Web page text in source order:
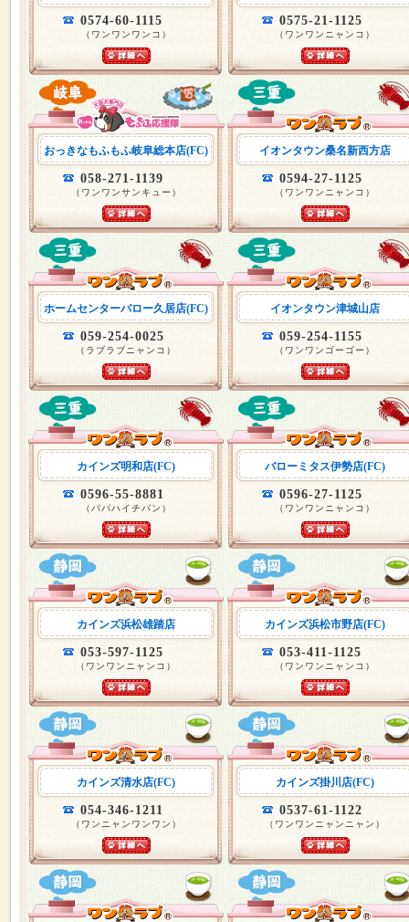
0574-60-1115
（ワンワンワンコ）
0575-21-1125
（ワンワンニャンコ）
おっきなもふもふ岐阜総本店(FC)
058-271-1139
（ワンワンサンキュー）
イオンタウン桑名新西方店
0594-27-1125
（ワンワンニャンコ）
ホームセンターバロー久居店(FC)
059-254-0025
（ラブラブニャンコ）
イオンタウン津城山店
059-254-1155
（ワンワンゴーゴー）
カインズ明和店(FC)
0596-55-8881
（パパハイチバン）
バローミタス伊勢店(FC)
0596-27-1125
（ワンワンニャンコ）
カインズ浜松雄踏店
053-597-1125
（ワンワンニャンコ）
カインズ浜松市野店(FC)
053-411-1125
（ワンワンニャンコ）
カインズ清水店(FC)
054-346-1211
（ワンニャンワンワン）
カインズ掛川店(FC)
0537-61-1122
（ワンワンニャンニャン）